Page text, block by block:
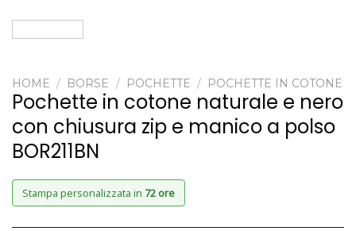
HOME / BORSE / POCHETTE / POCHETTE IN COTONE
Pochette in cotone naturale e nero
con chiusura zip e manico a polso
BOR211BN
Stampa personalizzata in 72 ore